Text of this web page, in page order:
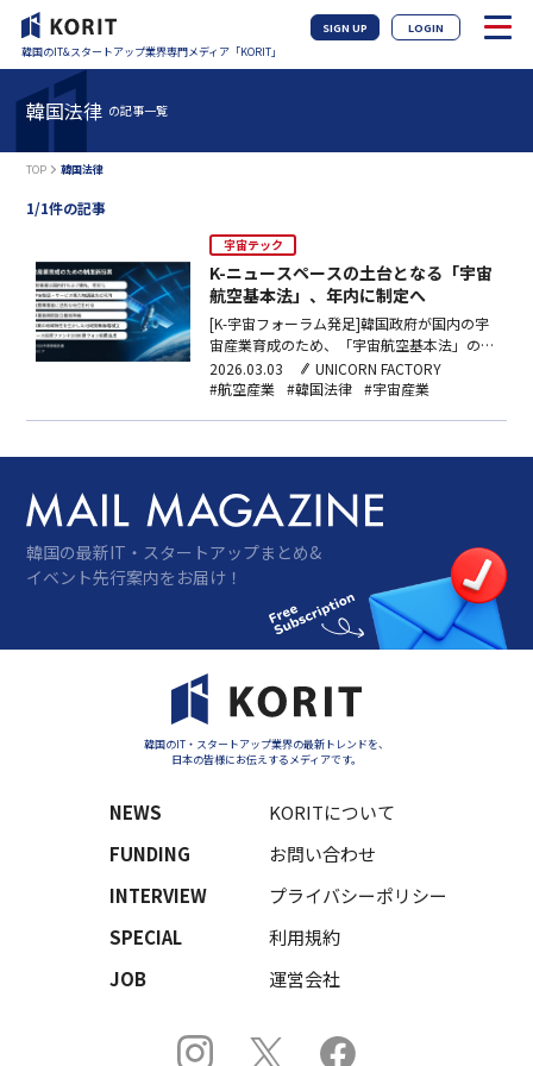
韓国のIT&スタートアップ業界専門メディア「KORIT」
SIGN UP LOGIN
韓国法律 の記事一覧
TOP 韓国法律
1/1件の記事
宇宙テック
K-ニュースペースの土台となる「宇宙
航空基本法」、年内に制定へ
[K-宇宙フォーラム発足]韓国政府が国内の宇
宙産業育成のため、「宇宙航空基本法」の制
定に乗り出す。併せて、「航空宇宙産業開発
促進法」と「宇宙開発振興法」を統合し、新
2026.03.03
UNICORN FACTORY
#航空産業 #韓国法律 #宇宙産業
韓国の最新IT・スタートアップまとめ&
イベント先行案内をお届け！
韓国のIT・スタートアップ業界の最新トレンドを、
日本の皆様にお伝えするメディアです。
NEWS
FUNDING
INTERVIEW
SPECIAL
JOB
KORITについて
お問い合わせ
プライバシーポリシー
利用規約
運営会社